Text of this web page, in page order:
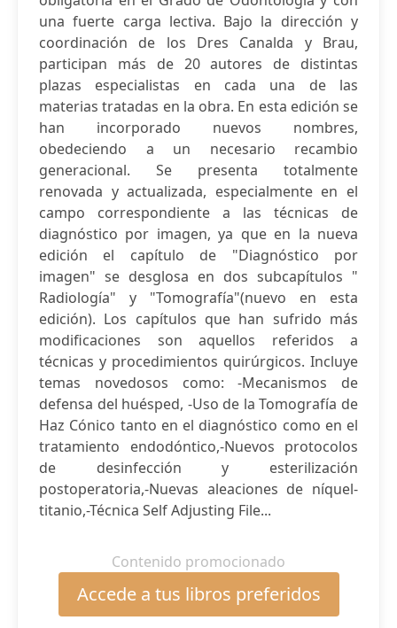
una fuerte carga lectiva. Bajo la dirección y
coordinación de los Dres Canalda y Brau,
participan más de 20 autores de distintas
plazas especialistas en cada una de las
materias tratadas en la obra. En esta edición se
han incorporado nuevos nombres,
obedeciendo a un necesario recambio
generacional. Se presenta totalmente
renovada y actualizada, especialmente en el
campo correspondiente a las técnicas de
diagnóstico por imagen, ya que en la nueva
edición el capítulo de "Diagnóstico por
imagen" se desglosa en dos subcapítulos "
Radiología" y "Tomografía"(nuevo en esta
edición). Los capítulos que han sufrido más
modificaciones son aquellos referidos a
técnicas y procedimientos quirúrgicos. Incluye
temas novedosos como: -Mecanismos de
defensa del huésped, -Uso de la Tomografía de
Haz Cónico tanto en el diagnóstico como en el
tratamiento endodóntico,-Nuevos protocolos
de desinfección y esterilización
postoperatoria,-Nuevas aleaciones de níquel-
titanio,-Técnica Self Adjusting File...
Contenido promocionado
Accede a tus libros preferidos